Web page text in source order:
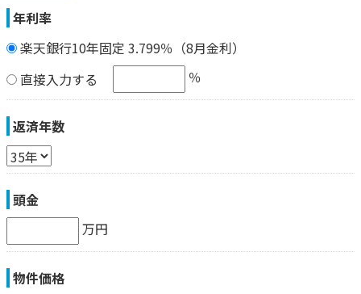
年利率
楽天銀行10年固定 3.799％（8月金利）
直接入力する
％
返済年数
頭金
万円
物件価格